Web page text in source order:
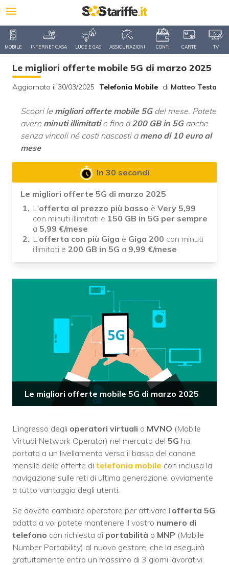
MOBILE INTERNET CASA LUCE E GAS ASSICURAZIONI CONTI CARTE TV
Le migliori offerte mobile 5G di marzo 2025
Aggiornato il 30/03/2025 Telefonia Mobile di Matteo Testa
Scopri le migliori offerte mobile 5Gdel mese. Potete
avere minuti illimitatie fino a 200 GB in 5Ganche
senza vincoli né costi nascosti a meno di 10 euro al
mese
In 30 secondi
Le migliori offerte 5G di marzo 2025
L'offerta al prezzo più basso è Very 5,99
con minuti illimitati e 150 GB in 5G per sempre
a 5,99 €/mese
L'offerta con più Giga è Giga 200 con minuti
illimitati e 200 GB in 5G a 9,99 €/mese
Le migliori offerte mobile 5G di marzo 2025
L’ingresso degli operatori virtuali o MVNO (Mobile
Virtual Network Operator) nel mercato del 5G ha
portato a un livellamento verso il basso del canone
mensile delle offerte di telefonia mobile con inclusa la
navigazione sulle reti di ultima generazione, ovviamente
a tutto vantaggio degli utenti.
Se dovete cambiare operatore per attivare l’offerta 5G
adatta a voi potete mantenere il vostro numero di
telefono con richiesta di portabilità o MNP (Mobile
Number Portability) al nuovo gestore, che la eseguirà
gratuitamente entro un massimo di 3 giorni lavorativi.